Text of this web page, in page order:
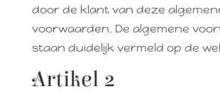
door de klant van deze
voorwaarden. De algemene
staan duidelijk vermeld op de
Artikel 2